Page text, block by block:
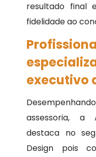
resultado final
fidelidade ao
executivo
assessoria, a
destaca no
Design pois